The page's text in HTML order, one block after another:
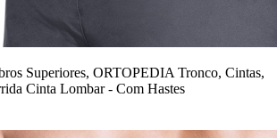
Superiores, ORTOPEDIA Tronco, Cintas,
Cinta Lombar - Com Hastes